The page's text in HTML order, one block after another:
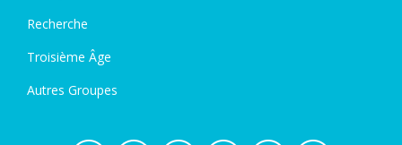
Recherche
Troisième Âge
Autres Groupes